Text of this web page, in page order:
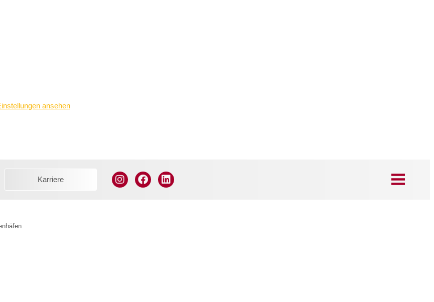
ansehen
Karriere